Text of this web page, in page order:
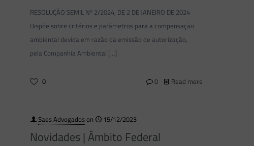
RESOLUÇÃO SEMIL Nº 2/2024, DE 2 DE JANEIRO DE 2024
Dispõe sobre critérios e parâmetros para a compensação
ambiental devida em razão da emissão de autorização,
pela Companhia Ambiental […]
0 0 Read more
Saes Advogadoson 15/12/2023
Novidades | Âmbito Federal